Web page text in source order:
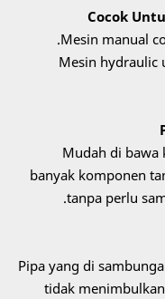
Mesin manual
Mesin hydraulic
Mudah di bawa
banyak komponen
tanpa perlu
Pipa yang di
tidak